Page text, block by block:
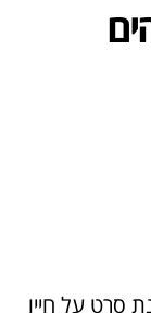
הקרנת סרט על חייו